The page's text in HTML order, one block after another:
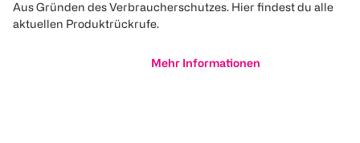
Aus Gründen des Verbraucherschutzes. Hier findest du alle
aktuellen Produktrückrufe.
Mehr Informationen